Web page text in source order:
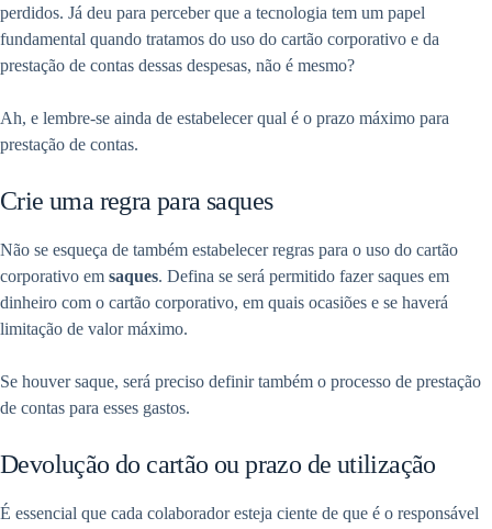
perdidos. Já deu para perceber que a tecnologia tem um papel
fundamental quando tratamos do uso do cartão corporativo e da
prestação de contas dessas despesas, não é mesmo?
Ah, e lembre-se ainda de estabelecer qual é o prazo máximo para
prestação de contas.
Crie uma regra para saques
Não se esqueça de também estabelecer regras para o uso do cartão
corporativo em saques. Defina se será permitido fazer saques em
dinheiro com o cartão corporativo, em quais ocasiões e se haverá
limitação de valor máximo.
Se houver saque, será preciso definir também o processo de prestação
de contas para esses gastos.
Devolução do cartão ou prazo de utilização
É essencial que cada colaborador esteja ciente de que é o responsável